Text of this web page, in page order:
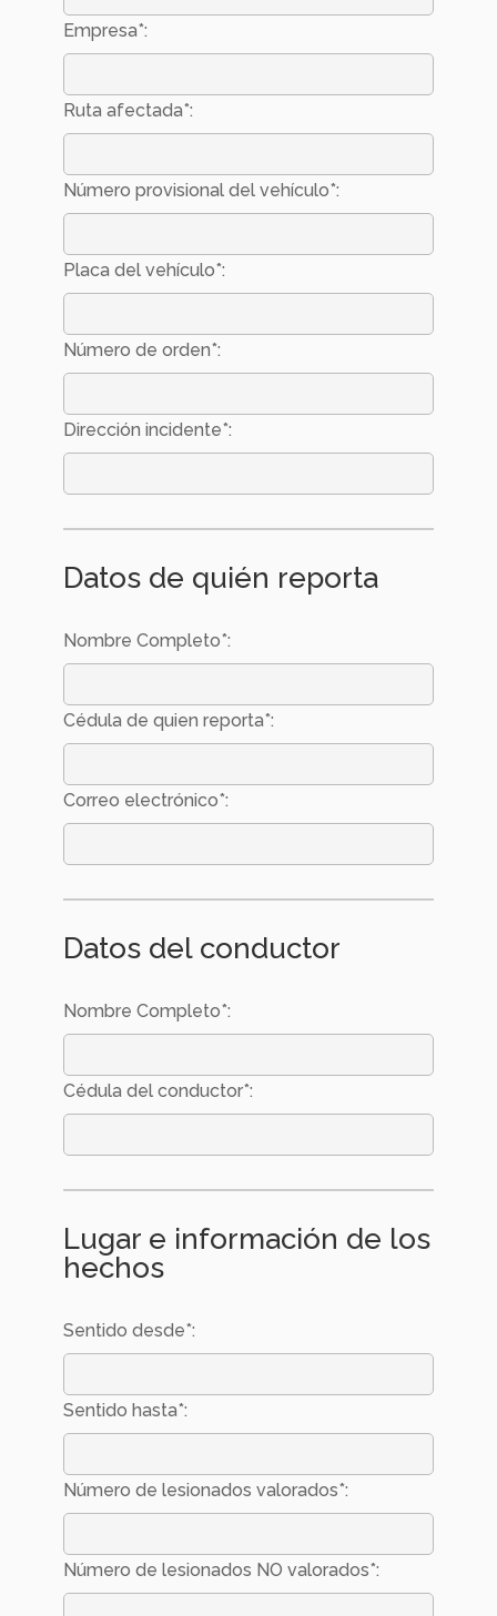
Empresa*:
Ruta afectada*:
Número provisional del vehículo*:
Placa del vehículo*:
Número de orden*:
Dirección incidente*:
Datos de quién reporta
Nombre Completo*:
Cédula de quien reporta*:
Correo electrónico*:
Datos del conductor
Nombre Completo*:
Cédula del conductor*:
Lugar e información de los
hechos
Sentido desde*:
Sentido hasta*:
Número de lesionados valorados*:
Número de lesionados NO valorados*: